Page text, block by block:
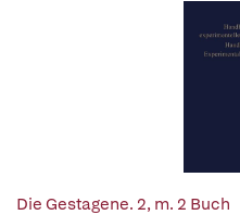
Die Gestagene. 2, m. 2 Buch